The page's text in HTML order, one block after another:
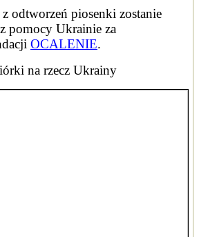
odtworzeń piosenki zostanie
pomocy Ukrainie za
OCALENIE.
na rzecz Ukrainy